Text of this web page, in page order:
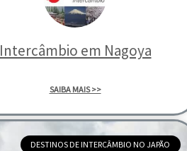
Intercâmbio em Nagoya
SAIBA MAIS >>
DESTINOS DE INTERCÂMBIO NO JAPÃO